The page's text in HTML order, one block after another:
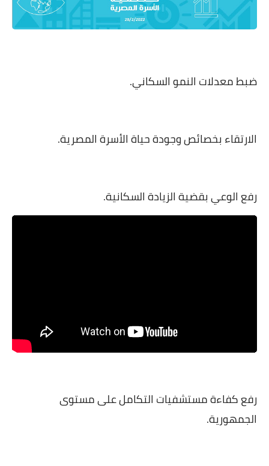
ضبط معدلات النمو السكاني.
الارتقاء بخصائص وجودة حياة الأسرة المصرية.
رفع الوعي بقضية الزيادة السكانية.
رفع كفاءة مستشفيات التكامل على مستوى
الجمهورية.